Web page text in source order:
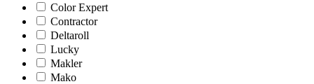
Color Expert
Contractor
Deltaroll
Lucky
Makler
Mako